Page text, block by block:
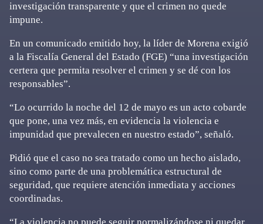
investigación transparente y que el crimen no quede
impune.
En un comunicado emitido hoy, la líder de Morena exigió
a la Fiscalía General del Estado (FGE) “una investigación
certera que permita resolver el crimen y se dé con los
responsables”.
“Lo ocurrido la noche del 12 de mayo es un acto cobarde
que pone, una vez más, en evidencia la violencia e
impunidad que prevalecen en nuestro estado”, señaló.
Pidió que el caso no sea tratado como un hecho aislado,
sino como parte de una problemática estructural de
seguridad, que requiere atención inmediata y acciones
coordinadas.